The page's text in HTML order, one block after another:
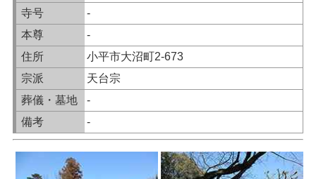
寺号
-
本尊
-
住所
小平市大沼町2-673
宗派
天台宗
葬儀・墓地
-
備考
-